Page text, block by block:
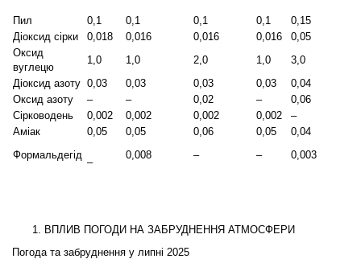
Пил 0,1 0,1 0,1 0,1
0,15
Діоксид сірки
0,018 0,016 0,016 0,016
0,05
Оксид
вуглецю
1,0 1,0 2,0 1,0
3,0
Діоксид азоту 0,03 0,03 0,03 0,03
0,04
Оксид азоту
– – 0,02 –
0,06
Сірководень
0,002 0,002 0,002 0,002
–
Аміак
0,05 0,05 0,06 0,05
0,04
Формальдегід
–
0,008 – – 0,003
ВПЛИВ ПОГОДИ НА ЗАБРУДНЕННЯ АТМОСФЕРИ
Погода та забруднення у липні 2025